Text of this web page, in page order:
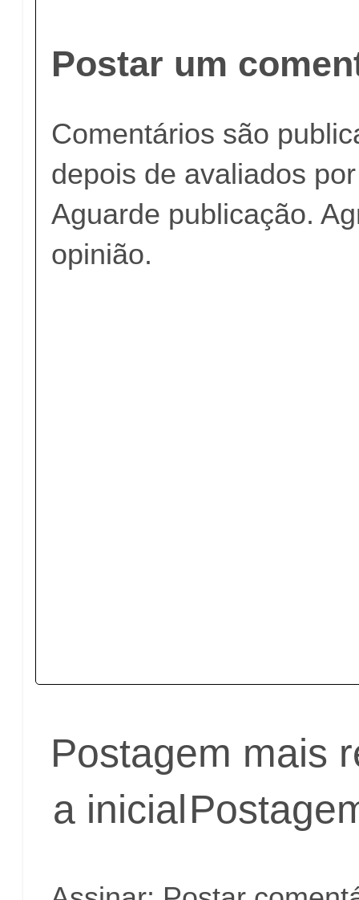
Postar um
Comentários são
depois de avaliados
Aguarde publicação.
opinião.
Postagem mais
a inicial